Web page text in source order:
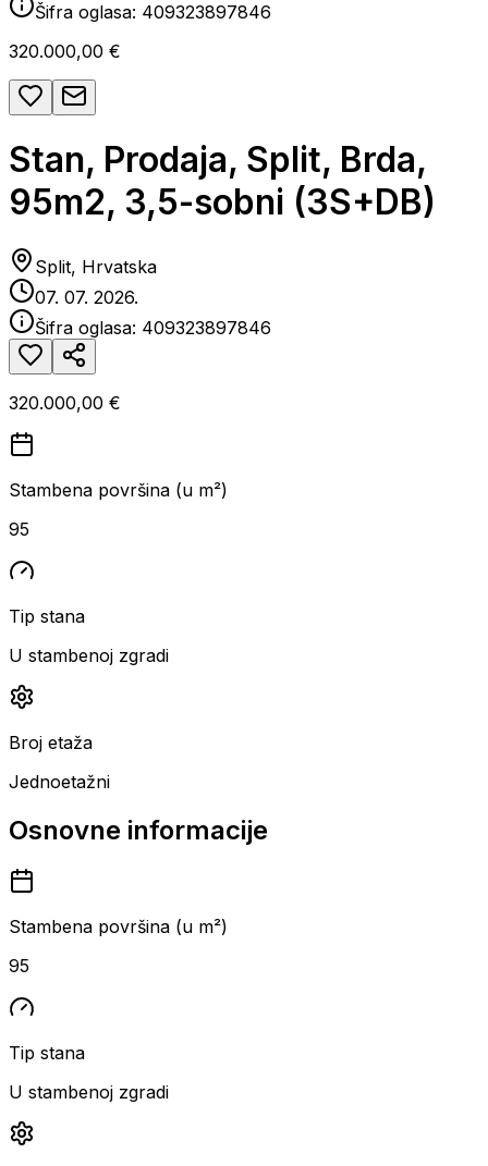
Šifra oglasa: 409323897846
320.000,00 €
Stan, Prodaja, Split, Brda,
95m2, 3,5-sobni (3S+DB)
Split, Hrvatska
07. 07. 2026.
Šifra oglasa: 409323897846
320.000,00 €
Stambena površina (u m²)
95
Tip stana
U stambenoj zgradi
Broj etaža
Jednoetažni
Osnovne informacije
Stambena površina (u m²)
95
Tip stana
U stambenoj zgradi